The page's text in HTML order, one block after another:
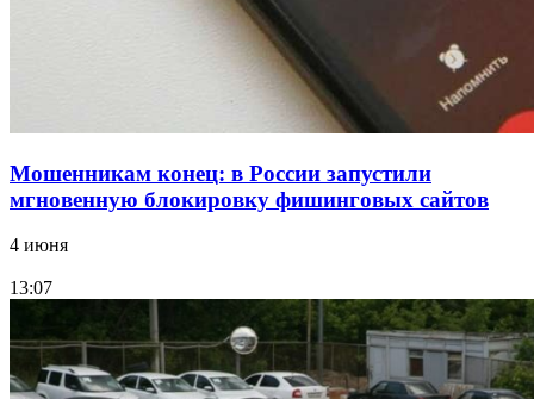
Мошенникам конец: в России запустили
мгновенную блокировку фишинговых сайтов
4 июня
13:07